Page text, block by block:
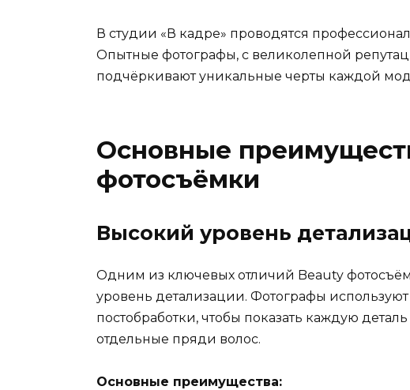
В студии «В кадре» проводятся
Опытные фотографы, с великолепной
подчёркивают уникальные черты каждой
Основные
фотосъёмки
Высокий уровень
Одним из ключевых отличий Beauty
уровень детализации. Фотографы
постобработки, чтобы показать каждую
отдельные пряди волос.
Основные преимущества: